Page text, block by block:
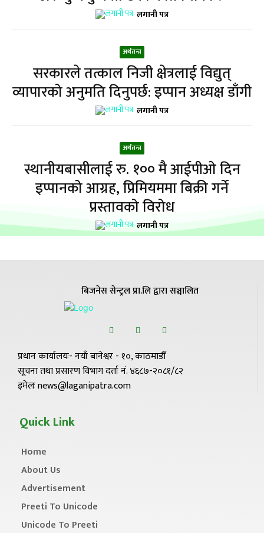
लगानी पत्र
अर्थतन्त्र
सरकारले तत्काल निजी क्षेत्रलाई विद्युत्
व्यापारको अनुमति दिनुपर्छ: इप्पान अध्यक्ष डाँगी
लगानी पत्र
अर्थतन्त्र
स्थानीयबासीलाई रु. १०० मै आईपीओ दिन
इप्पानको आग्रह, प्रिमियममा बिक्री गर्ने
प्रस्तावको विरोध
लगानी पत्र
बिजनेस सेन्ट्रल प्रा.लि द्वारा सञ्चालित
प्रधान कार्यालयः- नयाँ बानेश्वर - १०, काठमाडौँ
सूचना तथा प्रसारण विभाग दर्ता नं. ४६८७-२०८१/८२
इमेलः news@laganipatra.com
Quick Link
Home
About Us
Advertisement
Preeti To Unicode
Unicode To Preeti